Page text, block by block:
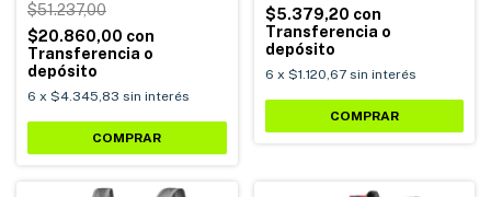
$51.237,00
$20.860,00 con
Transferencia o
depósito
6 x $4.345,83 sin interés
COMPRAR
$5.379,20 con
Transferencia o
depósito
6 x $1.120,67 sin interés
COMPRAR